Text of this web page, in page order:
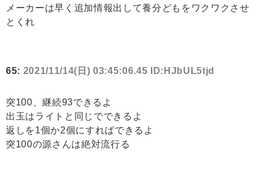
メーカーは早く追加情報出して養分どもをワクワクさせ
とくれ
65: 2021/11/14(日) 03:45:06.45 ID:HJbUL5tjd
突100、継続93できるよ
出玉はライトと同じでできるよ
返しを1個か2個にすればできるよ
突100の源さんは絶対流行る